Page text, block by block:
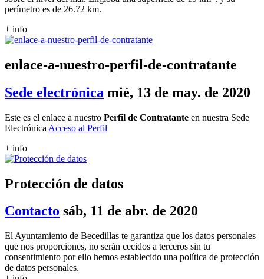
perímetro es de 26.72 km.
+ info
enlace-a-nuestro-perfil-de-contratante
Sede electrónica mié, 13 de may. de 2020
Este es el enlace a nuestro Perfil de Contratante en nuestra Sede
Electrónica Acceso al Perfil
+ info
Protección de datos
Contacto sáb, 11 de abr. de 2020
El Ayuntamiento de Becedillas te garantiza que los datos personales
que nos proporciones, no serán cecidos a terceros sin tu
consentimiento por ello hemos establecido una política de protección
de datos personales.